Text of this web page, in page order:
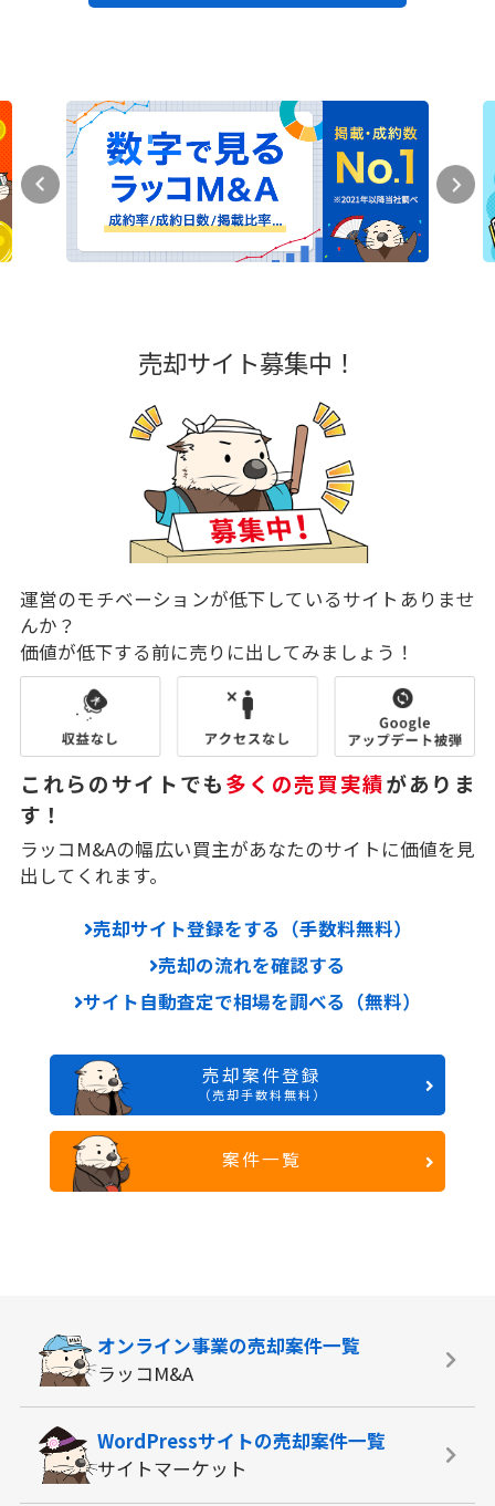
売却サイト募集中！
運営のモチベーションが低下しているサイトありませ
んか？
価値が低下する前に売りに出してみましょう！
これらのサイトでも多くの売買実績がありま
す！
ラッコM&Aの幅広い買主があなたのサイトに価値を見
出してくれます。
売却サイト登録をする（手数料無料）
売却の流れを確認する
サイト自動査定で相場を調べる（無料）
売却案件登録
（売却手数料無料）
案件一覧
オンライン事業の売却案件一覧
ラッコM&A
WordPressサイトの売却案件一覧
サイトマーケット